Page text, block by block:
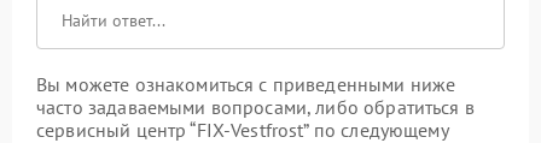
Вы можете ознакомиться с приведенными ниже
часто задаваемыми вопросами, либо обратиться в
сервисный центр “FIX-Vestfrost” по следующему